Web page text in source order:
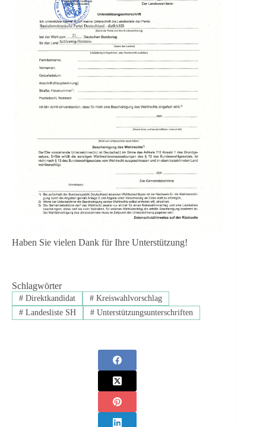
Haben Sie vielen Dank für Ihre Unterstützung!
Schlagwörter
#Direktkandidat #Kreiswahlvorschlag
#Landesliste SH #Unterstützungsunterschriften